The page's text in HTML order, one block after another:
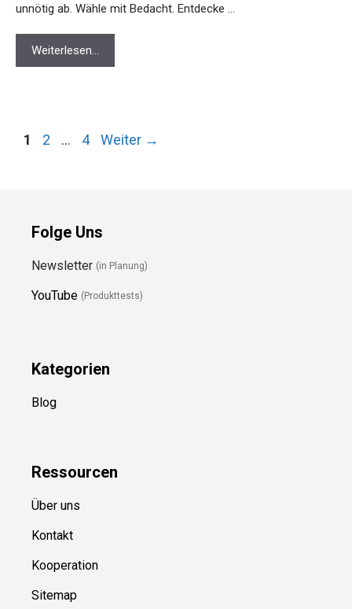
unnötig ab. Wähle mit Bedacht. Entdecke …
Weiterlesen…
Seite
1 Seite
2 … Seite
4 Weiter →
Folge Uns
Newsletter (in Planung)
YouTube (Produkttests)
Kategorien
Blog
Ressourcen
Über uns
Kontakt
Kooperation
Sitemap